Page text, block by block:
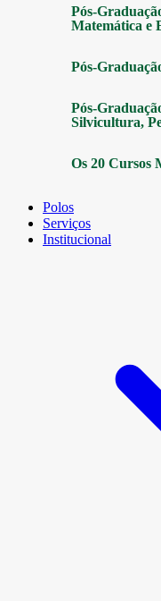
Pós-
Matemática e
Pós-
Pós-
Silvicultura,
Os 20 Cursos
Polos
Serviços
Institucional